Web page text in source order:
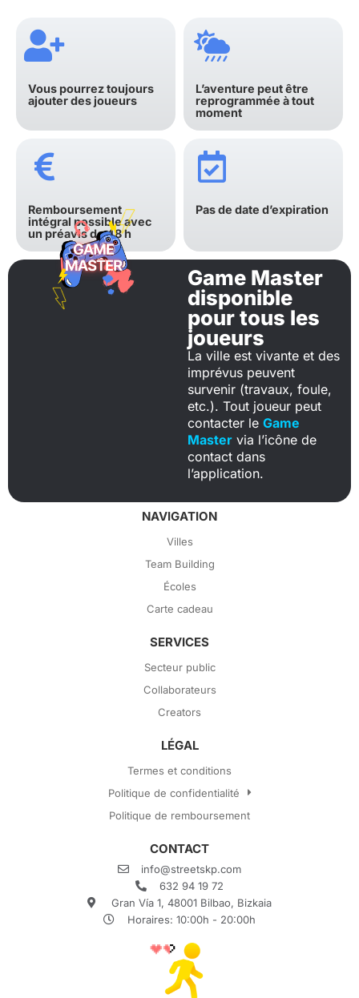
Vous pourrez toujours
ajouter des joueurs
L’aventure peut être
reprogrammée à tout
moment
Remboursement
intégral possible avec
un préavis de 48 h
Pas de date d’expiration
Game Master
disponible
pour tous les
joueurs
La ville est vivante et des
imprévus peuvent
survenir (travaux, foule,
etc.). Tout joueur peut
contacter le Game
Master via l’icône de
contact dans
l’application.
NAVIGATION
Villes
Team Building
Écoles
Carte cadeau
SERVICES
Secteur public
Collaborateurs
Creators
LÉGAL
Termes et conditions
Politique de confidentialité
Politique de remboursement
CONTACT
info@streetskp.com
632 94 19 72
Gran Vía 1, 48001 Bilbao, Bizkaia
Horaires: 10:00h - 20:00h